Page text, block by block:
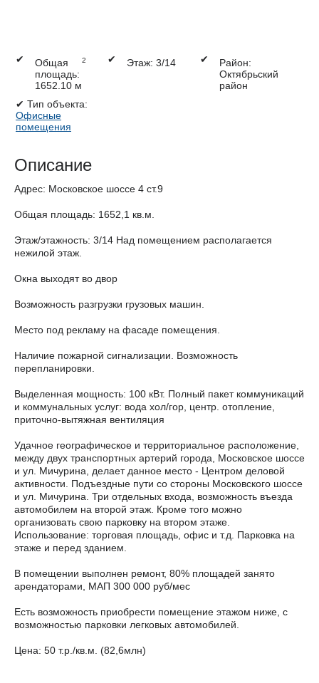
✔
Общая
площадь:
1652.10 м
2 ✔ Этаж: 3/14 ✔
Район:
Октябрьский
район
✔ Тип объекта:
Офисные
помещения
Описание
Адрес: Московское шоссе 4 ст.9
Общая площадь: 1652,1 кв.м.
Этаж/этажность: 3/14 Над помещением располагается
нежилой этаж.
Окна выходят во двор
Возможность разгрузки грузовых машин.
Место под рекламу на фасаде помещения.
Наличие пожарной сигнализации. Возможность
перепланировки.
Выделенная мощность: 100 кВт. Полный пакет коммуникаций
и коммунальных услуг: вода хол/гор, центр. отопление,
приточно-вытяжная вентиляция
Удачное географическое и территориальное расположение,
между двух транспортных артерий города, Московское шоссе
и ул. Мичурина, делает данное место - Центром деловой
активности. Подъездные пути со стороны Московского шоссе
и ул. Мичурина. Три отдельных входа, возможность въезда
автомобилем на второй этаж. Кроме того можно
организовать свою парковку на втором этаже.
Использование: торговая площадь, офис и т.д. Парковка на
этаже и перед зданием.
В помещении выполнен ремонт, 80% площадей занято
арендаторами, МАП 300 000 руб/мес
Есть возможность приобрести помещение этажом ниже, с
возможностью парковки легковых автомобилей.
Цена: 50 т.р./кв.м. (82,6млн)